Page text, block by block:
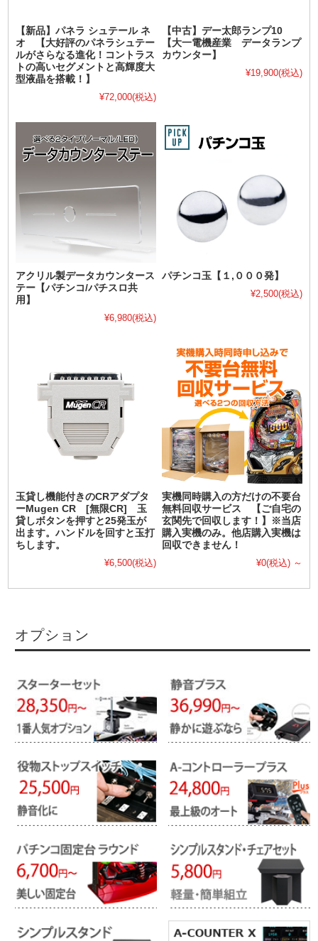
【新品】パネラ シュテール ネ
オ 【大好評のパネラシュテー
ルがさらなる進化！コントラス
トの高いセグメントと高輝度大
型液晶を搭載！】
¥72,000(税込)
【中古】デー太郎ランプ10
【大一電機産業 データランプ
カウンター】
¥19,900(税込)
アクリル製データカウンタース
テー【パチンコ/パチスロ共
用】
¥6,980(税込)
パチンコ玉【１,０００発】
¥2,500(税込)
玉貸し機能付きのCRアダプタ
ーMugen CR [無限CR] 玉
貸しボタンを押すと25発玉が
出ます。ハンドルを回すと玉打
ちします。
¥6,500(税込)
実機同時購入の方だけの不要台
無料回収サービス 【ご自宅の
玄関先で回収します！】※当店
購入実機のみ。他店購入実機は
回収できません！
¥0(税込) ～
オプション